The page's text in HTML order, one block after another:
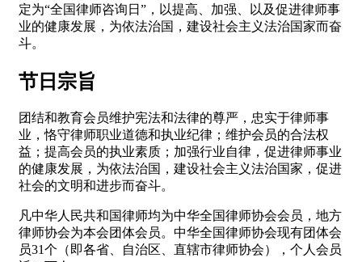
定为“全国律师咨询日”，以提高、加强、以及促进律师事
业的健康发展，为依法治国，建设社会主义法治国家而奋
斗。
节日宗旨
团结和教育会员维护宪法和法律的尊严，忠实于律师事
业，恪守律师职业道德和执业纪律；维护会员的合法权
益；提高会员的执业素质；加强行业自律，促进律师事业
的健康发展，为依法治国，建设社会主义法治国家，促进
社会的文明和进步而奋斗。
凡中华人民共和国律师均为中华全国律师协会会员，地方
律师协会为本会团体会员。中华全国律师协会现有团体会
员31个（即各省、自治区、直辖市律师协会），个人会员